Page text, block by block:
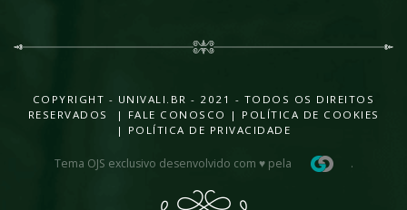
COPYRIGHT - UNIVALI.BR - 2021 - TODOS OS DIREITOS
RESERVADOS |
FALE CONOSCO | POLÍTICA DE COOKIES
| POLÍTICA DE PRIVACIDADE
Tema OJS exclusivo desenvolvido com ♥ pela .